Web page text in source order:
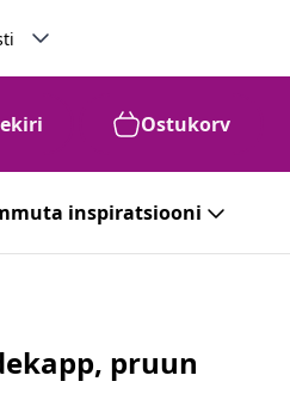
Ostukorv
inspiratsiooni
pruun